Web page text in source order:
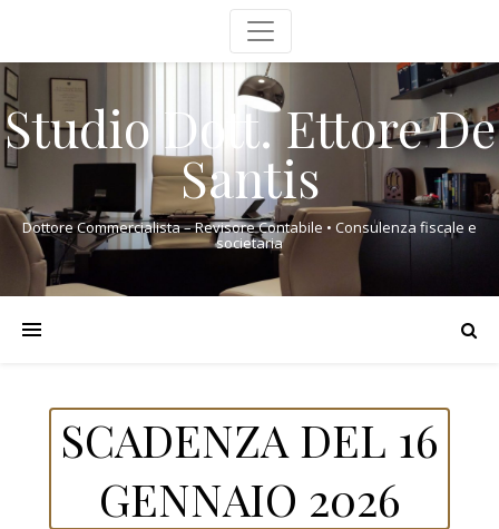
Studio Dott. Ettore De
Santis
Dottore Commercialista – Revisore Contabile • Consulenza fiscale e
societaria
SCADENZA DEL 16
GENNAIO 2026